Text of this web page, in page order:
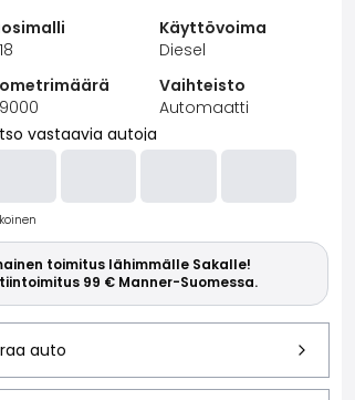
Käyttövoima
Diesel
Vaihteisto
Automaatti
vastaavia autoja
toimitus lähimmälle Sakalle!
99 € Manner-Suomessa.
auto